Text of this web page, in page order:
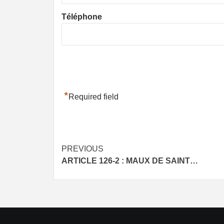
Téléphone
*Required field
Post
navigation
PREVIOUS
ARTICLE 126-2 : MAUX DE SAINT…